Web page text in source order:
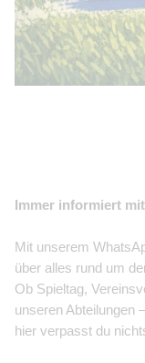
Immer informiert
Mit unserem
über alles rund um
Ob Spieltag,
unseren Abteilungen –
hier verpasst du